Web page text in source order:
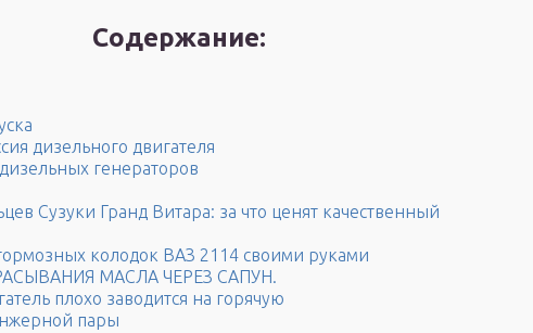
Содержание:
дизельного двигателя
генераторов
Сузуки Гранд Витара: за что ценят качественный
колодок ВАЗ 2114 своими руками
МАСЛА ЧЕРЕЗ САПУН.
плохо заводится на горячую
пары